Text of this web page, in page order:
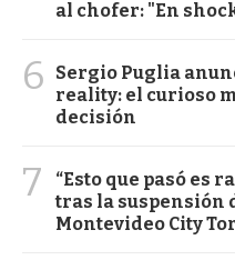
al chofer: "En
6
Sergio Puglia
reality: el curioso
decisión
7
“Esto que pasó es
tras la suspensión
Montevideo City